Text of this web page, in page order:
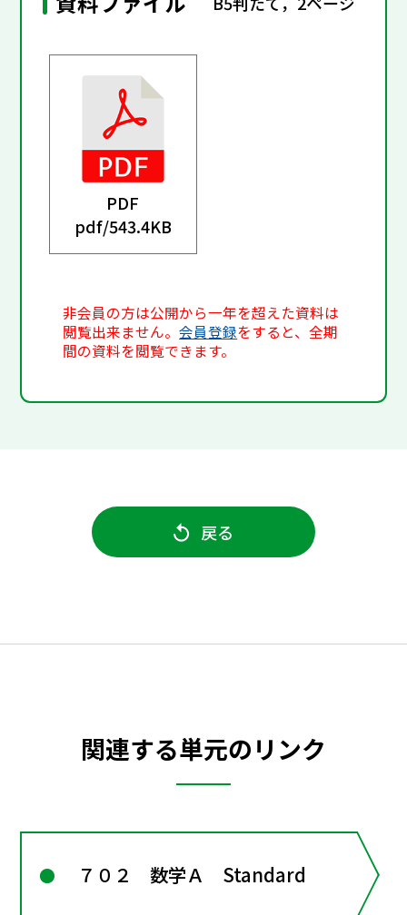
PDF
pdf/543.4KB
非会員の方は公開から一年を超えた資料は
閲覧出来ません。会員登録をすると、全期
間の資料を閲覧できます。
戻る
関連する単元のリンク
７０２ 数学Ａ Standard